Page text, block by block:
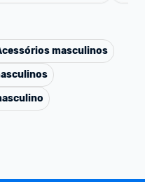
masculinos